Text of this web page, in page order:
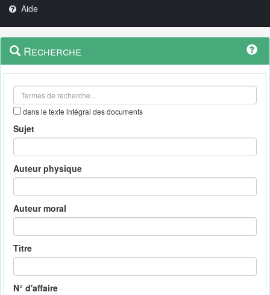
Aide
Navigation
outils
Menu
contextuel
Recherche
dans le texte intégral des documents
Sujet
Auteur physique
Auteur moral
Titre
N° d'affaire